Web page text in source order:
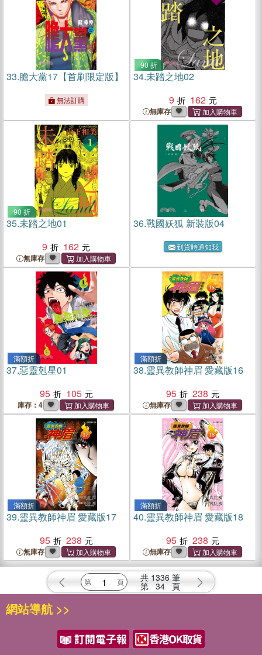
33.膽大黨17【首刷限定版】
無法訂購
90 折
34.未踏之地02
9
162
無庫存
90 折
35.未踏之地01
9
162
無庫存
36.戰國妖狐 新裝版04
到貨時通知我
滿額折
37.惡靈剋星01
95
105
庫存：4
滿額折
38.靈異教師神眉 愛藏版16
95
238
無庫存
滿額折
39.靈異教師神眉 愛藏版17
95
238
無庫存
滿額折
40.靈異教師神眉 愛藏版18
95
238
無庫存
共 1336 筆
第 34 頁
網站導航 >>